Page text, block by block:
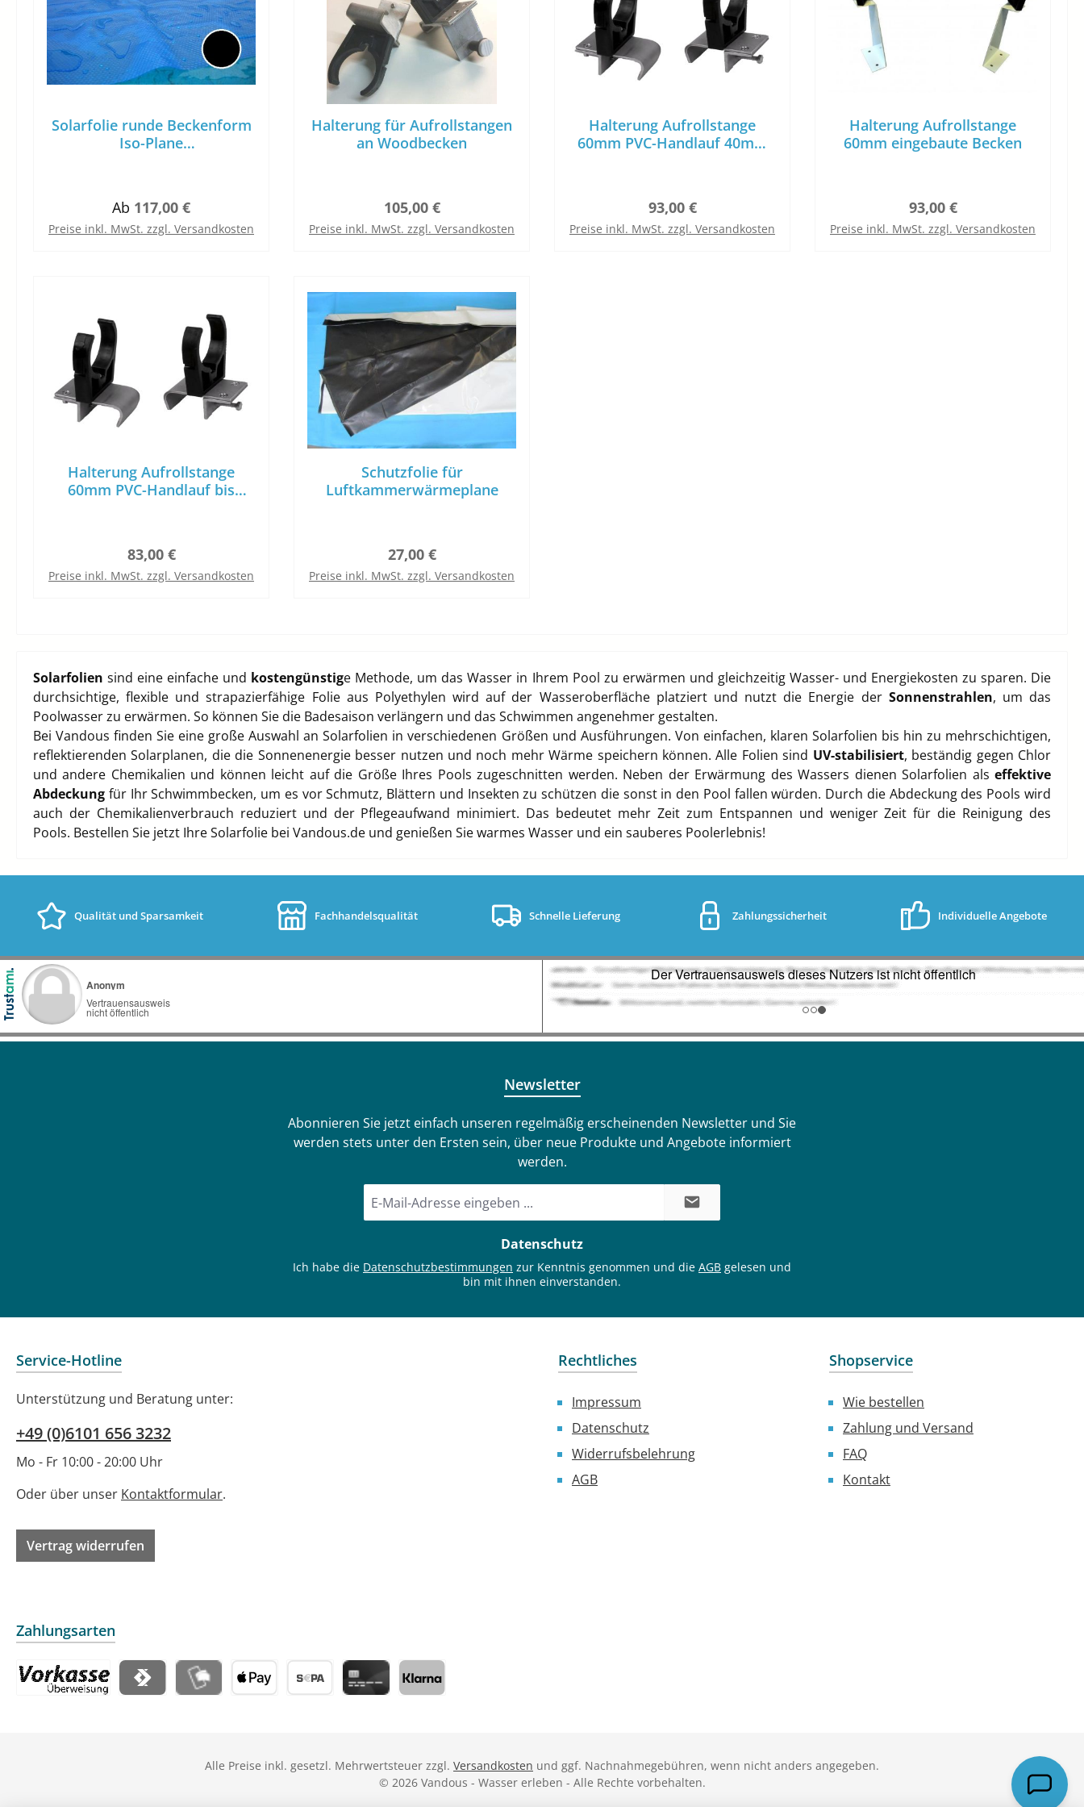
Solarfolie runde Beckenform
Iso-Plane
Regulärer Preis:
Ab 117,00 €
Preise inkl. MwSt. zzgl. Versandkosten
Halterung für Aufrollstangen
an Woodbecken
Regulärer Preis:
105,00 €
Preise inkl. MwSt. zzgl. Versandkosten
Halterung Aufrollstange
60mm PVC-Handlauf 40mm
Regulärer Preis:
93,00 €
Preise inkl. MwSt. zzgl. Versandkosten
Halterung Aufrollstange
60mm eingebaute Becken
Regulärer Preis:
93,00 €
Preise inkl. MwSt. zzgl. Versandkosten
Halterung Aufrollstange
60mm PVC-Handlauf bis
Regulärer Preis:
83,00 €
Preise inkl. MwSt. zzgl. Versandkosten
Schutzfolie für
Luftkammerwärmeplane
Regulärer Preis:
27,00 €
Preise inkl. MwSt. zzgl. Versandkosten
Solarfolien sind eine einfache und kostengünstige Methode, um das Wasser in Ihrem Pool zu erwärmen und gleichzeitig Wasser- und Energiekosten zu sparen. Die
durchsichtige, flexible und strapazierfähige Folie aus Polyethylen wird auf der Wasseroberfläche platziert und nutzt die Energie der Sonnenstrahlen, um das
Poolwasser zu erwärmen. So können Sie die Badesaison verlängern und das Schwimmen angenehmer gestalten.
Bei Vandous finden Sie eine große Auswahl an Solarfolien in verschiedenen Größen und Ausführungen. Von einfachen, klaren Solarfolien bis hin zu mehrschichtigen,
reflektierenden Solarplanen, die die Sonnenenergie besser nutzen und noch mehr Wärme speichern können. Alle Folien sind UV-stabilisiert, beständig gegen Chlor
und andere Chemikalien und können leicht auf die Größe Ihres Pools zugeschnitten werden. Neben der Erwärmung des Wassers dienen Solarfolien als effektive
Abdeckung für Ihr Schwimmbecken, um es vor Schmutz, Blättern und Insekten zu schützen die sonst in den Pool fallen würden. Durch die Abdeckung des Pools wird
auch der Chemikalienverbrauch reduziert und der Pflegeaufwand minimiert. Das bedeutet mehr Zeit zum Entspannen und weniger Zeit für die Reinigung des
Pools. Bestellen Sie jetzt Ihre Solarfolie bei Vandous.de und genießen Sie warmes Wasser und ein sauberes Poolerlebnis!
Qualität und Sparsamkeit Fachhandelsqualität Schnelle Lieferung Zahlungssicherheit Individuelle Angebote
Newsletter
Abonnieren Sie jetzt einfach unseren regelmäßig erscheinenden Newsletter und Sie
werden stets unter den Ersten sein, über neue Produkte und Angebote informiert
werden.
Mail-
Datenschutz
Ich habe die Datenschutzbestimmungen zur Kenntnis genommen und die AGB gelesen und
bin mit ihnen einverstanden.
Service-Hotline
Unterstützung und Beratung unter:
+49 (0)6101 656 3232
Mo - Fr 10:00 - 20:00 Uhr
Oder über unser Kontaktformular.
Vertrag widerrufen
Rechtliches
Impressum
Datenschutz
Widerrufsbelehrung
AGB
Shopservice
Wie bestellen
Zahlung und Versand
FAQ
Kontakt
Zahlungsarten
Alle Preise inkl. gesetzl. Mehrwertsteuer zzgl. Versandkosten und ggf. Nachnahmegebühren, wenn nicht anders angegeben.
© 2026 Vandous - Wasser erleben - Alle Rechte vorbehalten.